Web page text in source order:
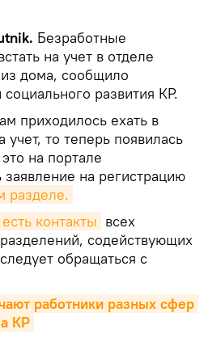
Безработные
на учет в отделе
дома, сообщило
развития КР.
приходилось ехать в
учет, то теперь появилась
на портале
заявление на регистрацию
разделе.
есть контакты всех
содействующих
обращаться с
работники разных сфер
КР